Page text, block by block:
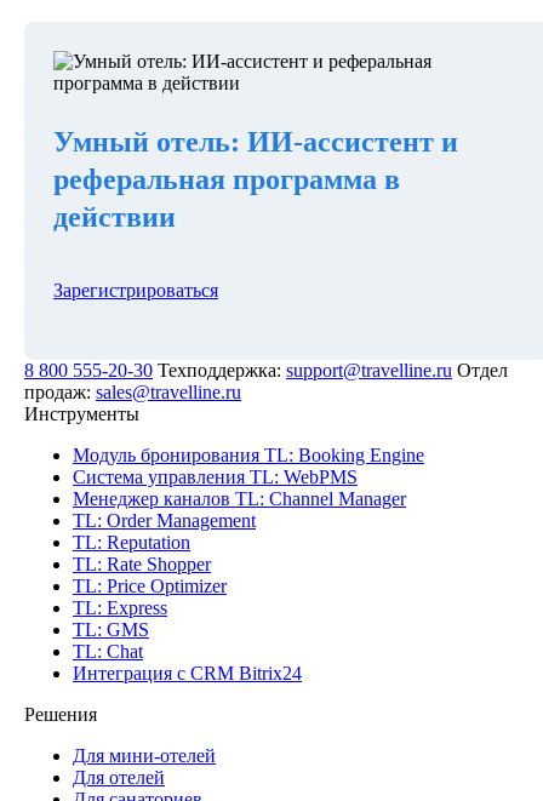
Умный отель: ИИ-ассистент и
реферальная программа в
действии
Зарегистрироваться
8 800 555-20-30 Техподдержка: support@travelline.ru Отдел
продаж: sales@travelline.ru
Инструменты
Модуль бронирования TL: Booking Engine
Система управления TL: WebPMS
Менеджер каналов TL: Channel Manager
TL: Order Management
TL: Reputation
TL: Rate Shopper
TL: Price Optimizer
TL: Express
TL: GMS
TL: Chat
Интеграция с CRM Bitrix24
Решения
Для мини-отелей
Для отелей